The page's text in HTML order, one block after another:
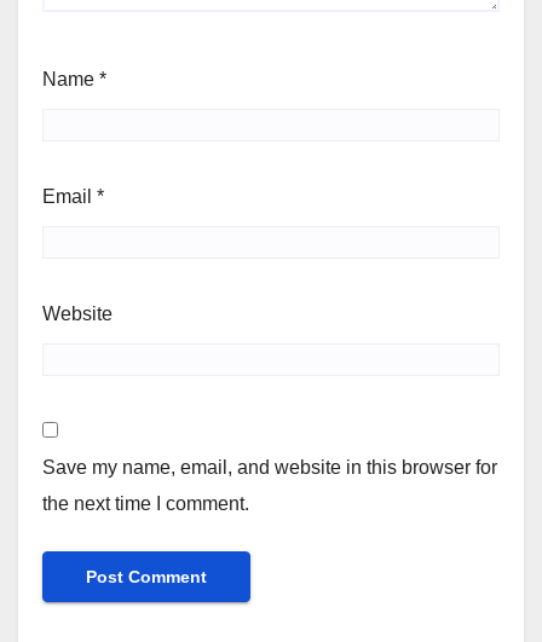
Name *
Email *
Website
Save my name, email, and website in this browser for
the next time I comment.